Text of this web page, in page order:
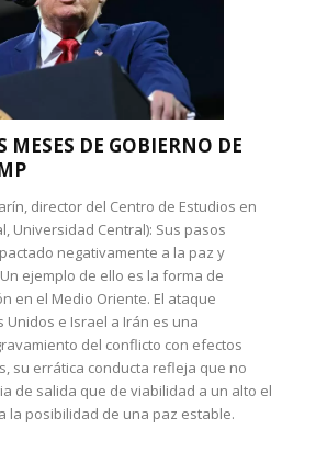
MESES DE GOBIERNO DE
director del Centro de Estudios en
Universidad Central): Sus pasos
negativamente a la paz y
ejemplo de ello es la forma de
en el Medio Oriente. El ataque
Unidos e Israel a Irán es una
del conflicto con efectos
su errática conducta refleja que no
de salida que de viabilidad a un alto el
la posibilidad de una paz estable.